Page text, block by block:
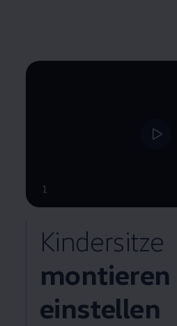
1
Kindersitze
montieren
einstellen